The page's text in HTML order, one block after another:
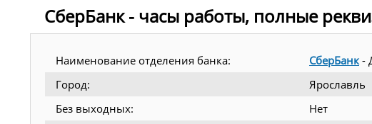
СберБанк - часы работы, полные
Наименование отделения банка: СберБанк -
Город:
Ярославль
Без выходных:
Нет